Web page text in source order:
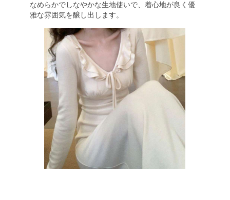
なめらかでしなやかな生地使いで、着心地が良く優
雅な雰囲気を醸し出します。